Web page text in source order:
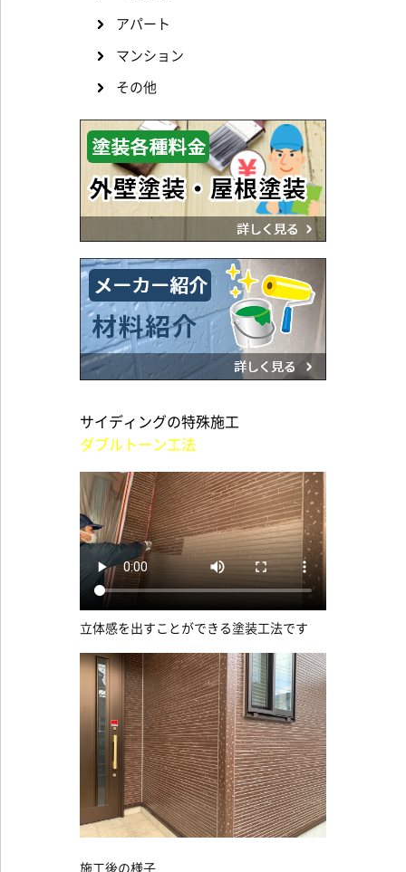
アパート
マンション
その他
サイディングの特殊施工
ダブルトーン工法
立体感を出すことができる塗装工法です
施工後の様子